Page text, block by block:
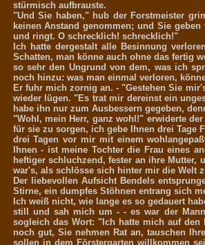
stürmisch aufbrauste.
"Und Sie haben," hub der Forstmeister
keinen Anstand genommen; und Sie
und ringt. O schrecklich! schrecklich!"
Ich hatte dergestalt alle Besinnung
Schatten, man könne auch ohne das fertig
so sehr den Ungrund von dem, was ich
noch hinzu: was man einmal verloren,
Er fuhr mich zornig an. - "Gestehen Sie
wieder lügen. "Es trat mir dereinst ein
habe ihn nur zum Ausbessern gegeben,
"Wohl, mein Herr, ganz wohl!" erwiderte
für sie zu sorgen, ich gebe Ihnen drei Tage
drei Tagen vor mir mit einem
Ihnen - ist meine Tochter die Frau eines
heftiger schluchzend, fester an ihre
war's, als schlösse sich hinter mir die Welt
Der liebevollen Aufsicht Bendels
Stirne, ein dumpfes Stöhnen entrang sich
Ich weiß nicht, wie lange es so gedauert
still und sah mich um - - es war der
sogleich das Wort: "Ich hatte mich auf den
noch gut, Sie nehmen Rat an, tauschen
sollen in dem Förstergarten willkommen